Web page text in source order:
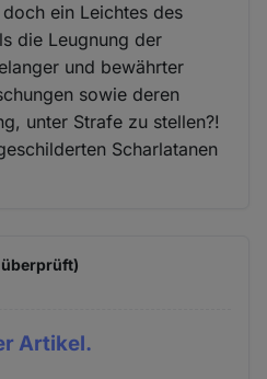
ein Leichtes des
die Leugnung der
und bewährter
sowie deren
unter Strafe zu stellen?!
Scharlatanen
Artikel.